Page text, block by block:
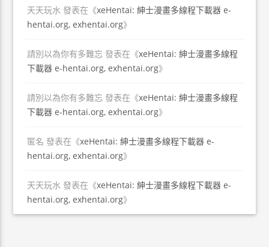
天天玩水 發表在《xeHentai: 紳士漫畫多線程下載器 e-
hentai.org, exhentai.org》
請別以為你有多難忘 發表在《xeHentai: 紳士漫畫多線程
下載器 e-hentai.org, exhentai.org》
請別以為你有多難忘 發表在《xeHentai: 紳士漫畫多線程
下載器 e-hentai.org, exhentai.org》
匿名 發表在《xeHentai: 紳士漫畫多線程下載器 e-
hentai.org, exhentai.org》
天天玩水 發表在《xeHentai: 紳士漫畫多線程下載器 e-
hentai.org, exhentai.org》